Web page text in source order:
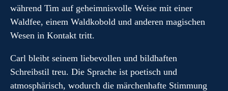
während Tim auf geheimnisvolle Weise mit einer
Waldfee, einem Waldkobold und anderen magischen
Wesen in Kontakt tritt.
Carl bleibt seinem liebevollen und bildhaften
Schreibstil treu. Die Sprache ist poetisch und
atmosphärisch, wodurch die märchenhafte Stimmung